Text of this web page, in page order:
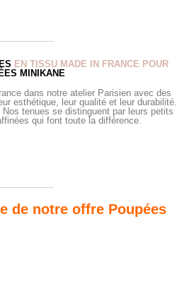
EN TISSU MADE IN FRANCE POUR
MINIKANE
dans notre atelier Parisien avec des
esthétique, leur qualité et leur durabilité.
tenues se distinguent par leurs petits
qui font toute la différence.
de notre offre Poupées